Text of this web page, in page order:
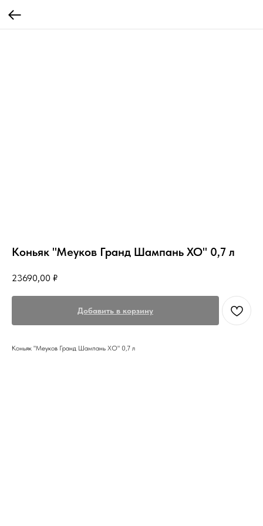
Коньяк "Меуков Гранд Шампань ХО" 0,7 л
23690,00 ₽
Добавить в корзину
Коньяк "Меуков Гранд Шампань ХО" 0,7 л